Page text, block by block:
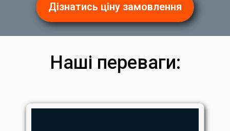
Дізнатись ціну замовлення
Наші переваги: